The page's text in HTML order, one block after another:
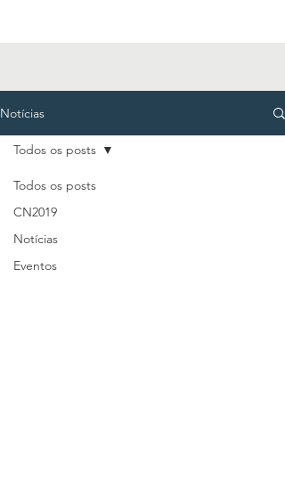
Notícias
Todos os posts
CN2019
Notícias
Eventos
Todos os posts